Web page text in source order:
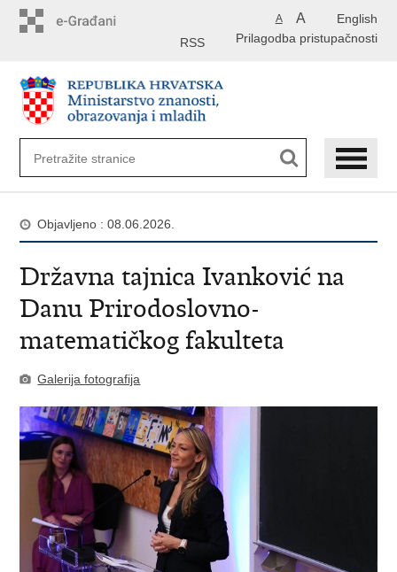
English
A A
Prilagodba pristupačnosti
RSS
Objavljeno : 08.06.2026.
Državna tajnica Ivanković na
Danu Prirodoslovno-
matematičkog fakulteta
Galerija fotografija